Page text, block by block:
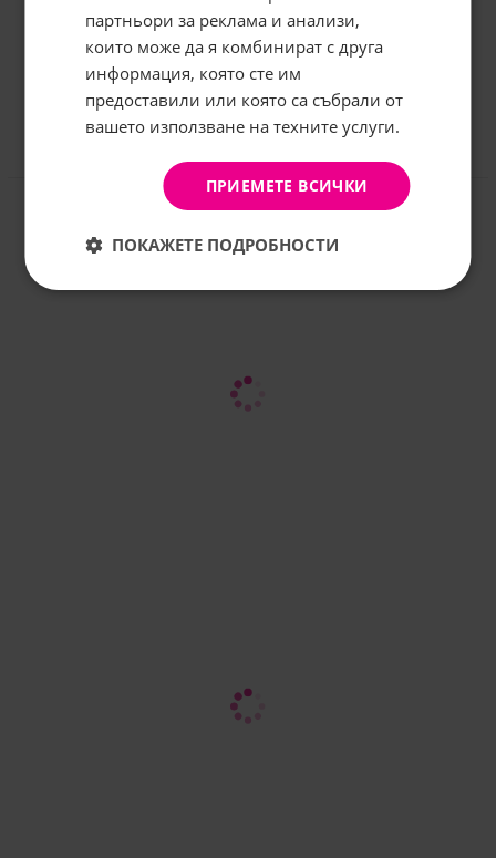
Отзиви към продукт
партньори за реклама и анализи,
които може да я комбинират с друга
информация, която сте им
предоставили или която са събрали от
вашето използване на техните услуги.
ПРИЕМЕТЕ ВСИЧКИ
ПОКАЖЕТЕ ПОДРОБНОСТИ
грабнете-5%отстъпка!
АБОНИРАНЕ
Не, благодаря